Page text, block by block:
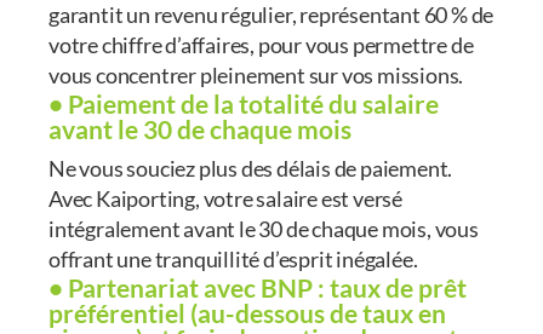
garantit un revenu régulier, représentant 60 % de
votre chiffre d’affaires, pour vous permettre de
vous concentrer pleinement sur vos missions.
• Paiement de la totalité du salaire
avant le 30 de chaque mois
Ne vous souciez plus des délais de paiement.
Avec Kaiporting, votre salaire est versé
intégralement avant le 30 de chaque mois, vous
offrant une tranquillité d’esprit inégalée.
• Partenariat avec BNP : taux de prêt
préférentiel (au-dessous de taux en